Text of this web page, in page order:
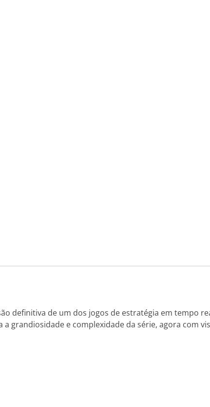
definitiva de um dos jogos de estratégia em tempo
grandiosidade e complexidade da série, agora com